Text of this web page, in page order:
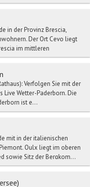
in der Provinz Brescia,
Der Ort Cevo liegt
im mittleren
Verfolgen Sie mit der
Live Wetter-Paderborn. Die
ist e...
mit in der italienischen
Oulx liegt im oberen
sowie Sitz der Bergkom...